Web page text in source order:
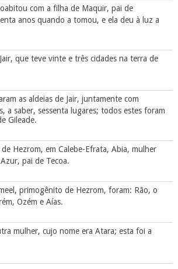
com a filha de Maquir, pai de
anos quando a tomou, e ela deu à luz a
que teve vinte e três cidades na terra de
as aldeias de Jair, juntamente com
a saber, sessenta lugares; todos estes foram
Gileade.
Hezrom, em Calebe-Efrata, Abia, mulher
pai de Tecoa.
primogênito de Hezrom, foram: Rão, o
Ozém e Aías.
mulher, cujo nome era Atara; esta foi a